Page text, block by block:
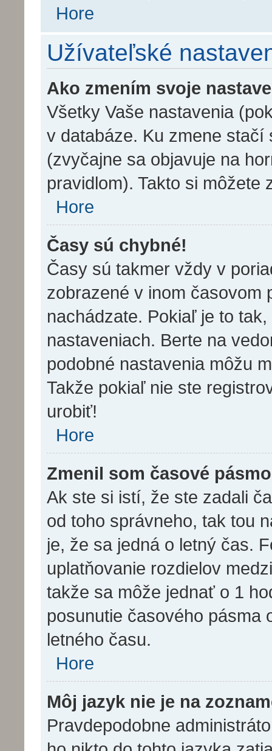
Hore
Užívateľské
Ako zmením svoje
Všetky Vaše nastavenia
v databáze. Ku zmene
(zvyčajne sa objavuje na
pravidlom). Takto si
Hore
Časy sú chybné!
Časy sú takmer vždy v
zobrazené v inom časovom
nachádzate. Pokiaľ je to
nastaveniach. Berte na
podobné nastavenia môžu
Takže pokiaľ nie ste
urobiť!
Hore
Zmenil som časové
Ak ste si istí, že ste zadali
od toho správneho, tak tou
je, že sa jedná o letný čas.
uplatňovanie rozdielov
takže sa môže jednať o 1
posunutie časového pásma
letného času.
Hore
Môj jazyk nie je na
Pravdepodobne